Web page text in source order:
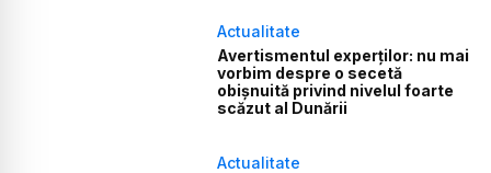
Actualitate
Avertismentul experților: nu mai
vorbim despre o secetă
obișnuită privind nivelul foarte
scăzut al Dunării
Actualitate